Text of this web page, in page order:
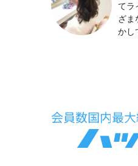
てラ
ざま
かし